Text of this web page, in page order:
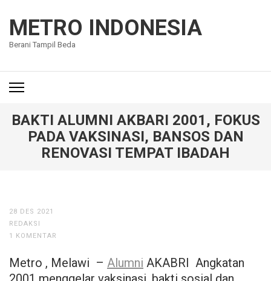
konten
(Tekan
METRO INDONESIA
Berani Tampil Beda
BAKTI ALUMNI AKBARI 2001, FOKUS
PADA VAKSINASI, BANSOS DAN
RENOVASI TEMPAT IBADAH
28 DES 2021
REDAKSI
1 KOMENTAR
Metro , Melawi – Alumni AKABRI Angkatan